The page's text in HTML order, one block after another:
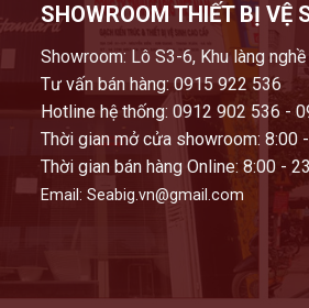
SHOWROOM THIẾT BỊ VỆ
Showroom: Lô S3-6, Khu làng
Tư vấn bán hàng: 0915 922 536
Hotline hệ thống: 0912 902 536 -
Thời gian mở cửa showroom: 8:00
Thời gian bán hàng Online: 8:00 -
Email: Seabig.vn@gmail.com